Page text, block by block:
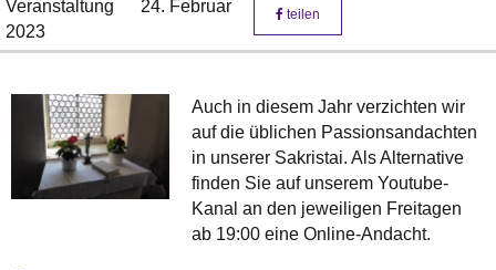
Veranstaltung
24. Februar
2023
teilen
Auch in diesem Jahr verzichten wir
auf die üblichen Passionsandachten
in unserer Sakristai. Als Alternative
finden Sie auf unserem Youtube-
Kanal an den jeweiligen Freitagen
ab 19:00 eine Online-Andacht.